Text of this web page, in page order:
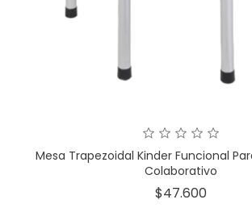
Mesa Trapezoidal Kinder Funcional
Colaborativo
$47.600